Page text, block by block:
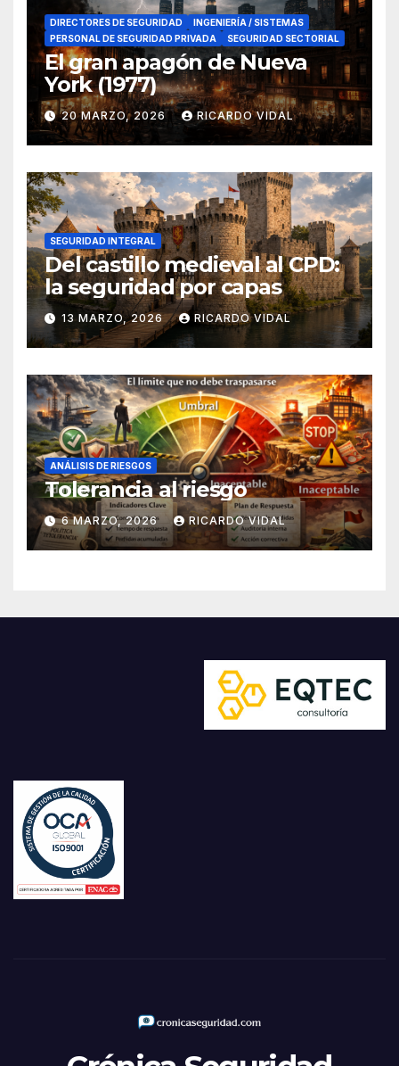
DIRECTORES DE SEGURIDAD
INGENIERÍA / SISTEMAS
PERSONAL DE SEGURIDAD PRIVADA
SEGURIDAD SECTORIAL
El gran apagón de Nueva
York (1977)
20 MARZO, 2026 RICARDO VIDAL
SEGURIDAD INTEGRAL
Del castillo medieval al CPD:
la seguridad por capas
13 MARZO, 2026 RICARDO VIDAL
ANÁLISIS DE RIESGOS
Tolerancia al riesgo
6 MARZO, 2026 RICARDO VIDAL